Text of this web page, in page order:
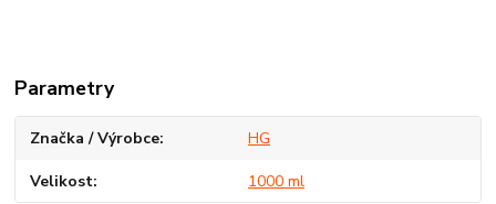
Parametry
Značka / Výrobce HG
Velikost 1000 ml